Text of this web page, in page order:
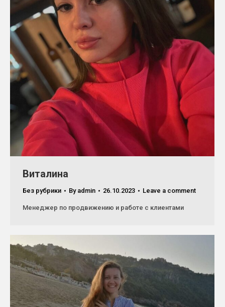
Виталина
Без рубрики By admin 26.10.2023 Leave a comment
Менеджер по продвижению и работе с клиентами